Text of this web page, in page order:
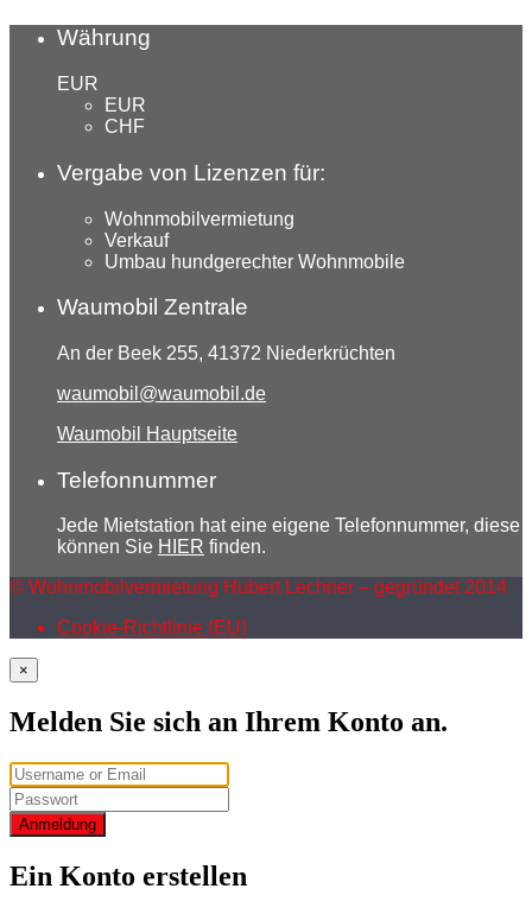
Währung
EUR
EUR
CHF
Vergabe von Lizenzen für:
Wohnmobilvermietung
Verkauf
Umbau hundgerechter Wohnmobile
Waumobil Zentrale
An der Beek 255, 41372 Niederkrüchten
waumobil@waumobil.de
Waumobil Hauptseite
Telefonnummer
Jede Mietstation hat eine eigene Telefonnummer, diese
können Sie HIER finden.
© Wohnmobilvermietung Hubert Lechner – gegründet 2014
Cookie-Richtlinie (EU)
×
Melden Sie sich an Ihrem Konto an.
Anmeldung
Ein Konto erstellen